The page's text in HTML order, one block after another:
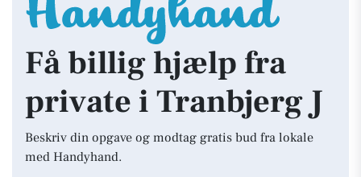
Få billig hjælp fra
private i Tranbjerg J
Beskriv din opgave og modtag gratis bud fra lokale
med Handyhand.